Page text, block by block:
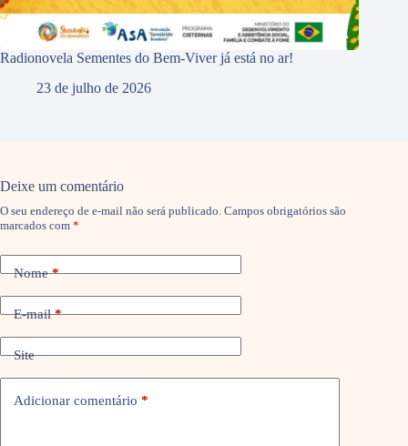
Radionovela Sementes do Bem-Viver já está no ar!
23 de julho de 2026
Deixe um comentário
O seu endereço de e-mail não será publicado. Campos obrigatórios são
marcados com *
Nome*
E-mail*
Site
Adicionar comentário *